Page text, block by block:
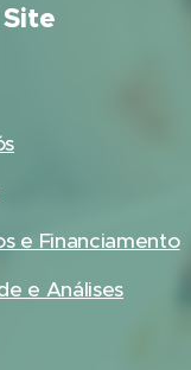
e Financiamento
e Análises